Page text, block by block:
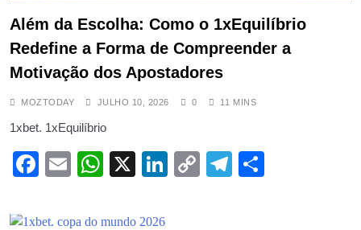
Além da Escolha: Como o 1xEquilíbrio
Redefine a Forma de Compreender a
Motivação dos Apostadores
MOZTODAY JULHO 10, 2026 0 11 MINS
1xbet. 1xEquilíbrio
Facebook
EmailWhatsApp
X LinkedIn
CopyTelegram